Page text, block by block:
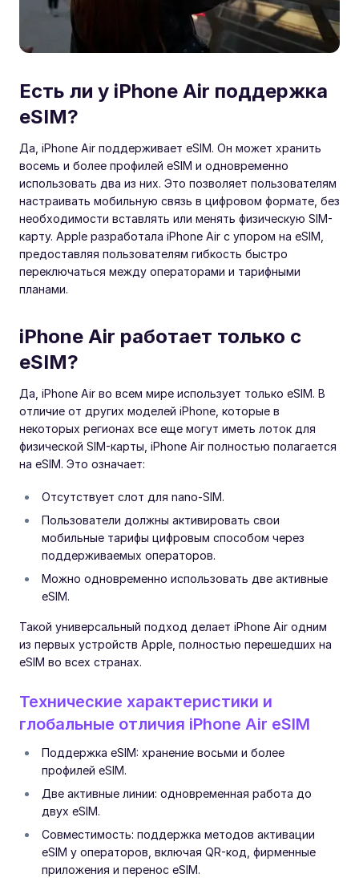
Есть ли у iPhone Air поддержка
eSIM?
Да, iPhone Air поддерживает eSIM. Он может хранить
восемь и более профилей eSIM и одновременно
использовать два из них. Это позволяет пользователям
настраивать мобильную связь в цифровом формате, без
необходимости вставлять или менять физическую SIM-
карту. Apple разработала iPhone Air с упором на eSIM,
предоставляя пользователям гибкость быстро
переключаться между операторами и тарифными
планами.
iPhone Air работает только с
eSIM?
Да, iPhone Air во всем мире использует только eSIM. В
отличие от других моделей iPhone, которые в
некоторых регионах все еще могут иметь лоток для
физической SIM-карты, iPhone Air полностью полагается
на eSIM. Это означает:
Отсутствует слот для nano-SIM.
Пользователи должны активировать свои
мобильные тарифы цифровым способом через
поддерживаемых операторов.
Можно одновременно использовать две активные
eSIM.
Такой универсальный подход делает iPhone Air одним
из первых устройств Apple, полностью перешедших на
eSIM во всех странах.
Технические характеристики и
глобальные отличия iPhone Air eSIM
Поддержка eSIM: хранение восьми и более
профилей eSIM.
Две активные линии: одновременная работа до
двух eSIM.
Совместимость: поддержка методов активации
eSIM у операторов, включая QR-код, фирменные
приложения и перенос eSIM.